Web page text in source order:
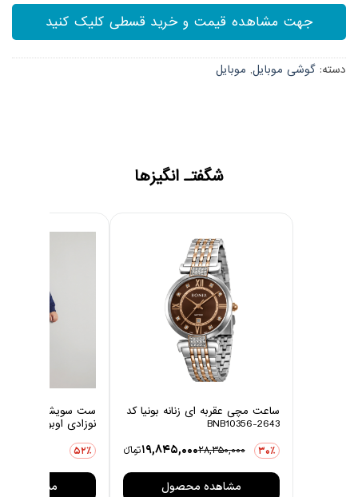
جهت مشاهده قیمت و خرید قسطی کلیک کنید
دسته: گوشی موبایل, موبایل
شگفتـ انگیزها
ساعت مچی عقربه ای زنانه بونیا کد
BNB10356-2643
30٪ 28,350,000
19,845,000تومانءء
مشاهده محصول
ست سویشرت و
نوزادی اوبوکو مدل
52٪
مشاهده